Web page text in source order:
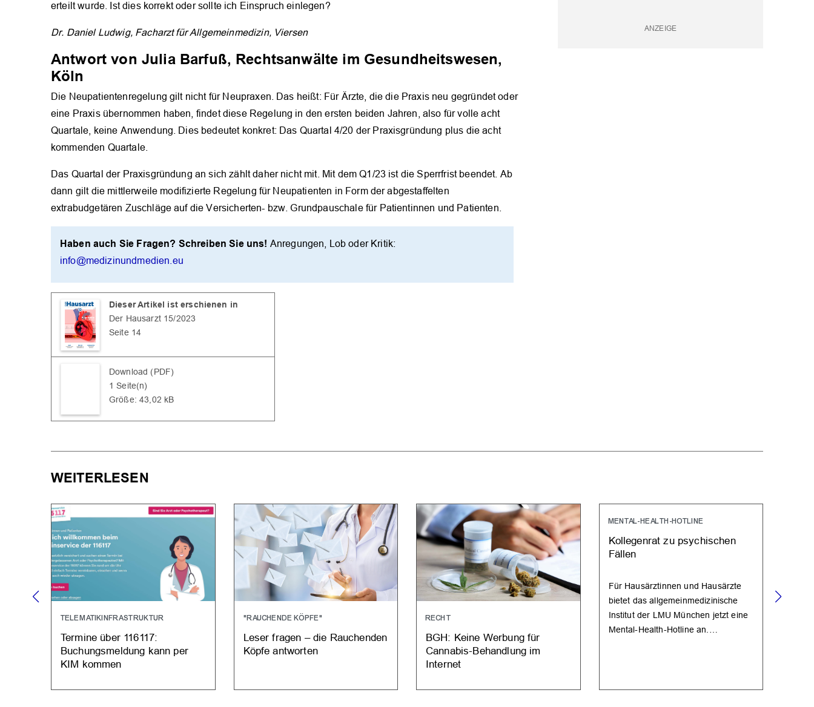
erteilt wurde. Ist dies korrekt oder sollte ich Einspruch einlegen?
Dr. Daniel Ludwig, Facharzt für Allgemeinmedizin, Viersen
Antwort von Julia Barfuß, Rechtsanwälte im Gesundheitswesen,
Köln
Die Neupatientenregelung gilt nicht für Neupraxen. Das heißt: Für Ärzte, die die Praxis neu gegründet oder
eine Praxis übernommen haben, findet diese Regelung in den ersten beiden Jahren, also für volle acht
Quartale, keine Anwendung. Dies bedeutet konkret: Das Quartal 4/20 der Praxisgründung plus die acht
kommenden Quartale.
Das Quartal der Praxisgründung an sich zählt daher nicht mit. Mit dem Q1/23 ist die Sperrfrist beendet. Ab
dann gilt die mittlerweile modifizierte Regelung für Neupatienten in Form der abgestaffelten
extrabudgetären Zuschläge auf die Versicherten- bzw. Grundpauschale für Patientinnen und Patienten.
Haben auch Sie Fragen? Schreiben Sie uns! Anregungen, Lob oder Kritik:
info@medizinundmedien.eu
Dieser Artikel ist erschienen in
Der Hausarzt 15/2023
Seite 14
Download (PDF)
1 Seite(n)
Größe: 43,02 kB
WEITERLESEN
TELEMATIKINFRASTRUKTUR
Termine über 116117:
Buchungsmeldung kann per
KIM kommen
"RAUCHENDE KÖPFE"
Leser fragen – die Rauchenden
Köpfe antworten
RECHT
BGH: Keine Werbung für
Cannabis-Behandlung im
Internet
MENTAL-HEALTH-HOTLINE
Kollegenrat zu psychischen
Fällen
Für Hausärztinnen und Hausärzte
bietet das allgemeinmedizinische
Institut der LMU München jetzt eine
Mental-Health-Hotline an.…